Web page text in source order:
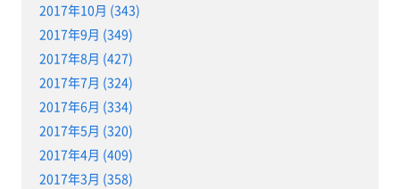
2017年10月 (343)
2017年9月 (349)
2017年8月 (427)
2017年7月 (324)
2017年6月 (334)
2017年5月 (320)
2017年4月 (409)
2017年3月 (358)